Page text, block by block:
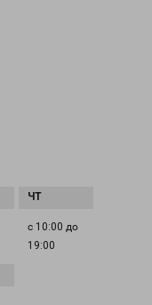
с 10:00 до
19:00